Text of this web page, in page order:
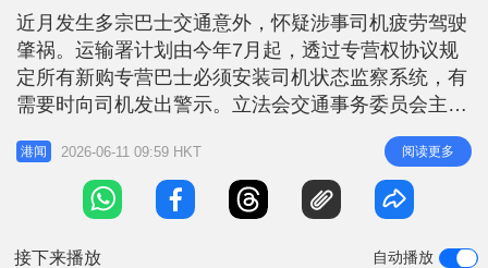
n
n
c
t
r
e
近月发生多宗巴士交通意外，怀疑涉事司机疲劳驾驶
肇祸。运输署计划由今年7月起，透过专营权协议规
定所有新购专营巴士必须安装司机状态监察系统，有
需要时向司机发出警示。立法会交通事务委员会主席
陈恒镔今日（11日）在电台节目表示，若要全面强制
私家车或其他商用车辆安装，市面上必须先有一套具
说服力、效果良好且不滋扰司机的合适系统，以免系
统出现误判。 系统未够聪明 转头望镜或误鸣 他认
港闻 2026-06-11 09:59 HKT 阅读更多
接下来播放 自动播放